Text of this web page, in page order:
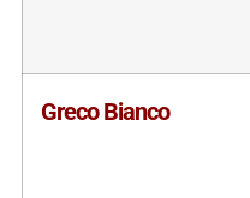
Greco Bianco